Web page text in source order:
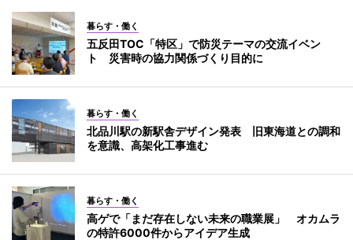
暮らす・働く
五反田TOC「特区」で防災テーマの交流イベン
ト 災害時の協力関係づくり目的に
暮らす・働く
北品川駅の新駅舎デザイン発表 旧東海道との調和
を意識、高架化工事進む
暮らす・働く
高ゲで「まだ存在しない未来の職業展」 オカムラ
の特許6000件からアイデア生成